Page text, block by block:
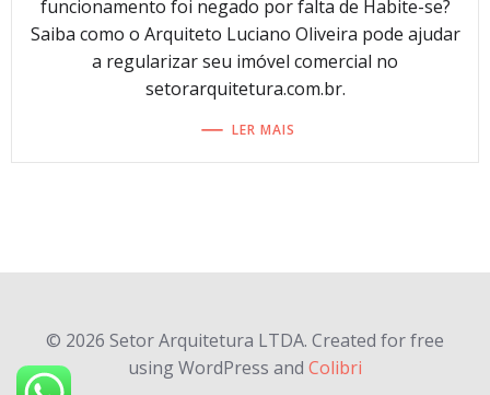
funcionamento foi negado por falta de Habite-se?
Saiba como o Arquiteto Luciano Oliveira pode ajudar
a regularizar seu imóvel comercial no
setorarquitetura.com.br.
LER MAIS
© 2026 Setor Arquitetura LTDA. Created for free
using WordPress and Colibri